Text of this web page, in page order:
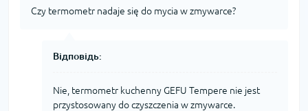
Czy termometr nadaje się do mycia w zmywarce?
Відповідь:
Nie, termometr kuchenny GEFU Tempere nie jest
przystosowany do czyszczenia w zmywarce.